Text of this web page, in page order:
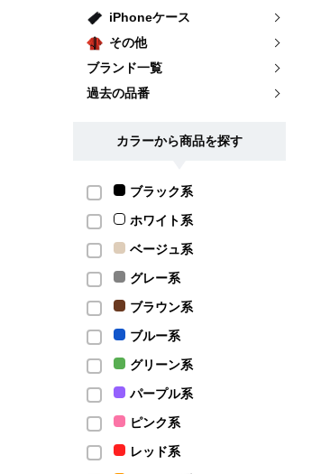
iPhoneケース
その他
ブランド一覧
過去の品番
カラーから商品を探す
ブラック系
ホワイト系
ベージュ系
グレー系
ブラウン系
ブルー系
グリーン系
パープル系
ピンク系
レッド系